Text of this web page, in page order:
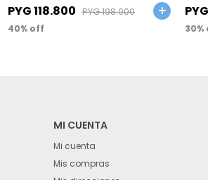
PYG118.800 PYG198.000
40
PYG
30
MI CUENTA
Mi cuenta
Mis compras